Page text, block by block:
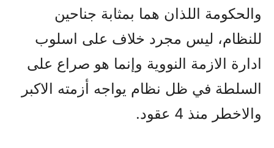
والحکومة اللذان هما بمثابة جناحين
للنظام، ليس مجرد خلاف على اسلوب
ادارة الازمة النووية وإنما هو صراع على
السلطة في ظل نظام يواجه أزمته الاکبر
والاخطر منذ 4 عقود.